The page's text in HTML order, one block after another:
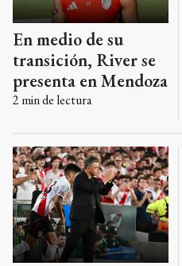
En medio de su
transición, River se
presenta en Mendoza
2 min de lectura